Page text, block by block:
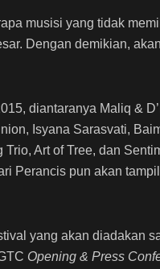
musisi yang tidak
Dengan demikian,
diantaranya Maliq &
Isyana Sarasvati,
Art of Tree, dan
Perancis pun akan
yang akan diadakan
Opening & Press